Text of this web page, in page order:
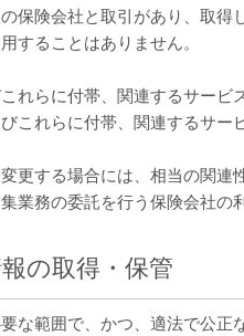
保険会社と取引があり、取
することはありません。
これらに付帯、関連するサービ
びこれらに付帯、関連するサー
変更する場合には、相当の関
業務の委託を行う保険会社の
報の取得・保管
な範囲で、かつ、適法で公正